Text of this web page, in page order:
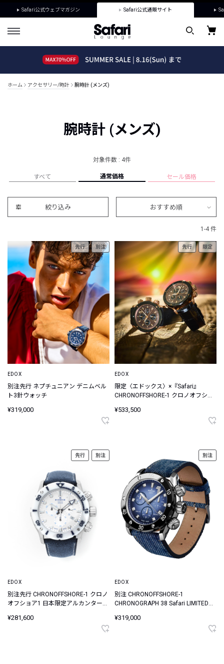
Safari公式ウェブマガジン Safari公式通販サイト
ホーム アクセサリー/時計 腕時計 (メンズ)
腕時計 (メンズ)
対象件数 : 4件
すべて 通常価格 セール価格
絞り込み おすすめ順
1-4 件
先行 別注
EDOX
別注先行 ネプチュニアン デニムベル
ト3針ウォッチ
¥319,000
先行 限定
EDOX
限定〈エドックス〉×『Safari』
CHRONOFFSHORE-1 クロノオフショ
サンセット スペシャルエディション
¥533,500
先行 別注
EDOX
別注先行 CHRONOFFSHORE-1 クロノ
オフショア1 日本限定アルカンターラ
¥281,600
別注
EDOX
別注 CHRONOFFSHORE-1
CHRONOGRAPH 38 Safari LIMITED
グラフ 38 サファリ リミテッド エデ
¥319,000